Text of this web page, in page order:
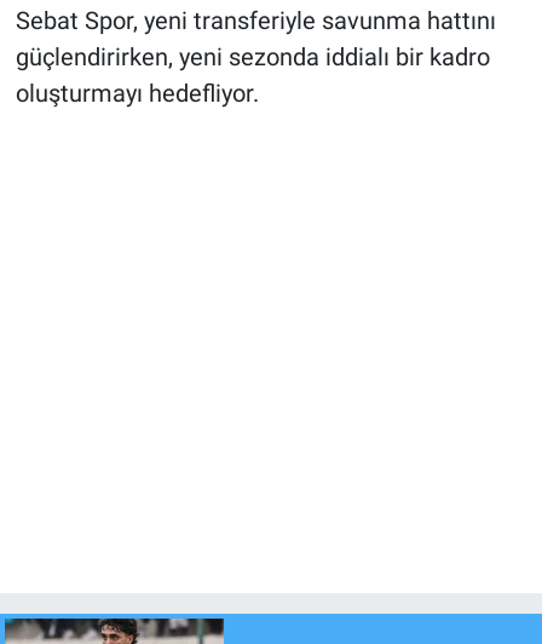
Sebat Spor, yeni transferiyle savunma hattını
güçlendirirken, yeni sezonda iddialı bir kadro
oluşturmayı hedefliyor.